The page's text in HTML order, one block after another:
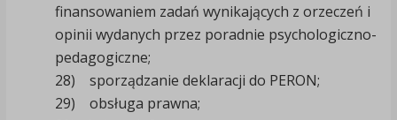
finansowaniem zadań wynikających z orzeczeń i
opinii wydanych przez poradnie psychologiczno-
pedagogiczne;
28) sporządzanie deklaracji do PERON;
29) obsługa prawna;